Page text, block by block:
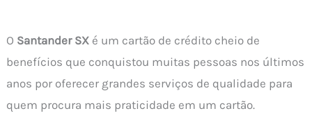
O Santander SX é um cartão de crédito cheio de
benefícios que conquistou muitas pessoas nos últimos
anos por oferecer grandes serviços de qualidade para
quem procura mais praticidade em um cartão.